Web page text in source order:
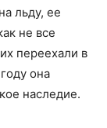
льду, ее
не все
переехали в
она
наследие.